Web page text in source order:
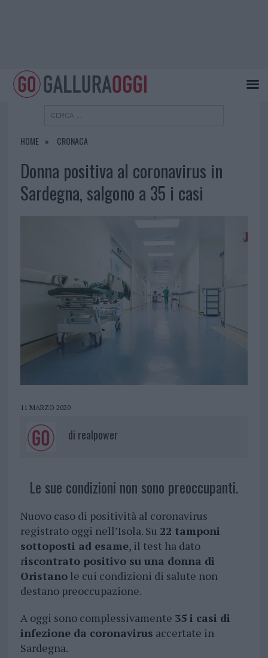
HOME CRONACA
Donna positiva al coronavirus in
Sardegna, salgono a 35 i casi
11 MARZO 2020
di realpower
Le sue condizioni non sono preoccupanti.
Nuovo caso di positività al coronavirus
registrato oggi nell’Isola. Su 22 tamponi
sottoposti ad esame, il test ha dato
riscontrato positivo su una donna di
Oristanole cui condizioni di salute non
destano preoccupazione.
A oggi sono complessivamente 35 i casi di
infezione da coronavirus accertate in
Sardegna.